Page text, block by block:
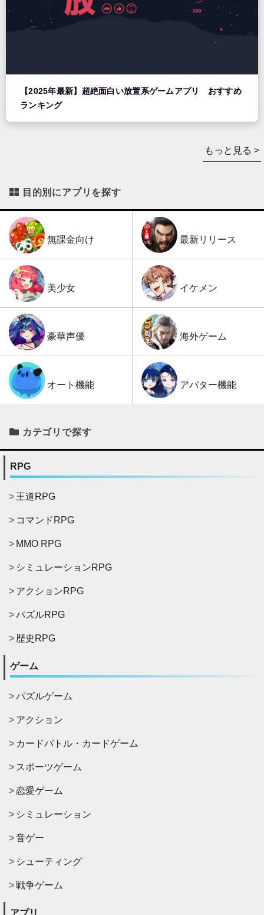
【2025年最新】超絶面白い放置系ゲームアプリ おすすめ
ランキング
もっと見る >
目的別にアプリを探す
無課金向け 最新リリース
美少女 イケメン
豪華声優 海外ゲーム
オート機能 アバター機能
カテゴリで探す
RPG
王道RPG
コマンドRPG
MMO RPG
シミュレーションRPG
アクションRPG
パズルRPG
歴史RPG
ゲーム
パズルゲーム
アクション
カードバトル・カードゲーム
スポーツゲーム
恋愛ゲーム
シミュレーション
音ゲー
シューティング
戦争ゲーム
アプリ